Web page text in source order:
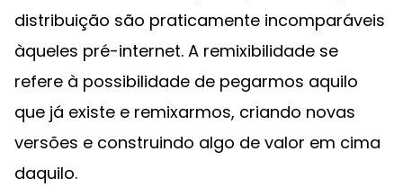
distribuição são praticamente incomparáveis
àqueles pré-internet. A remixibilidade se
refere à possibilidade de pegarmos aquilo
que já existe e remixarmos, criando novas
versões e construindo algo de valor em cima
daquilo.